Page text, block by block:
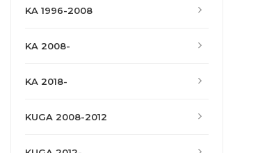
KA 1996-2008
KA 2008-
KA 2018-
KUGA 2008-2012